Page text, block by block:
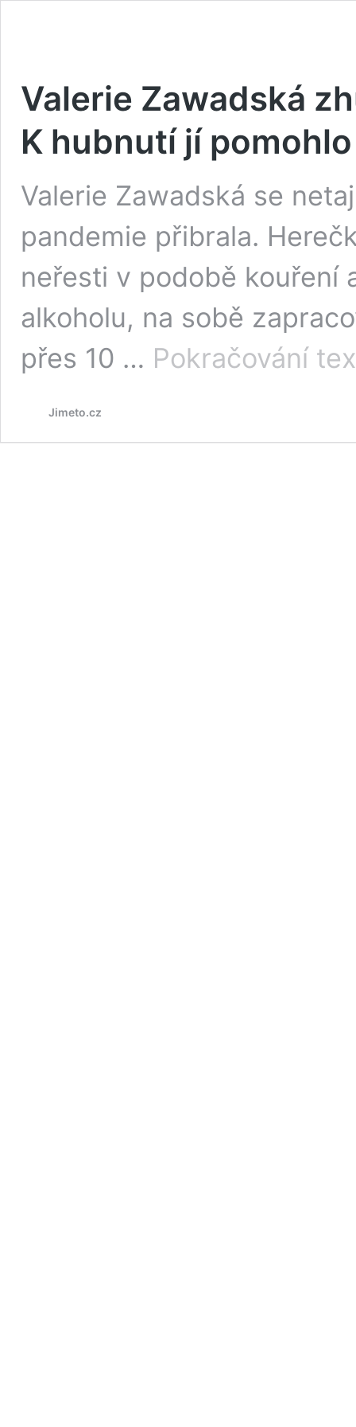
Valerie Zawadská
K hubnutí jí
Valerie Zawadská se
pandemie přibrala.
neřesti v podobě kouření
alkoholu, na sobě
přes 10 … Pokračování
Jimeto.cz